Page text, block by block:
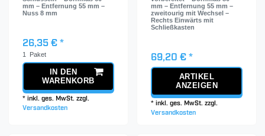
mm – Entfernung 55 mm –
Nuss 8 mm
26,35 € *
1 Paket
IN DEN
WARENKORB
*inkl. ges. MwSt. zzgl.
Versandkosten
mm – Entfernung 55 mm –
zweitourig mit Wechsel –
Rechts Einwärts mit
Schließkasten
69,20 € *
ARTIKEL
ANZEIGEN
*inkl. ges. MwSt. zzgl.
Versandkosten